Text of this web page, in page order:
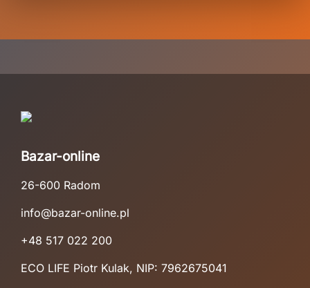
METALOWY CZARNY KOSZYK STOJAK
Dodaj do koszyka
SZAFKI KUCHENNA POD ZLEW BIAŁY KOSZYK
 
SZAFKI KUCHENNA POD ZLEW KOSZYK
 
Bazar-online
26-600 Radom
info@bazar-online.pl
+48 517 022 200
ECO LIFE Piotr Kulak, NIP: 7962675041